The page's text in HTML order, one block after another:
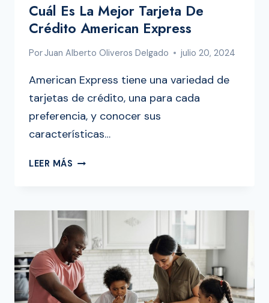
Cuál Es La Mejor Tarjeta De
Crédito American Express
PorJuan Alberto Oliveros Delgado julio 20, 2024
American Express tiene una variedad de
tarjetas de crédito, una para cada
preferencia, y conocer sus
características…
LEER MÁS CUÁL
TARJETA
DE
CRÉDITO
AMERICAN
EXPRESS